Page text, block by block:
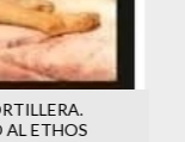
AL ETHOS